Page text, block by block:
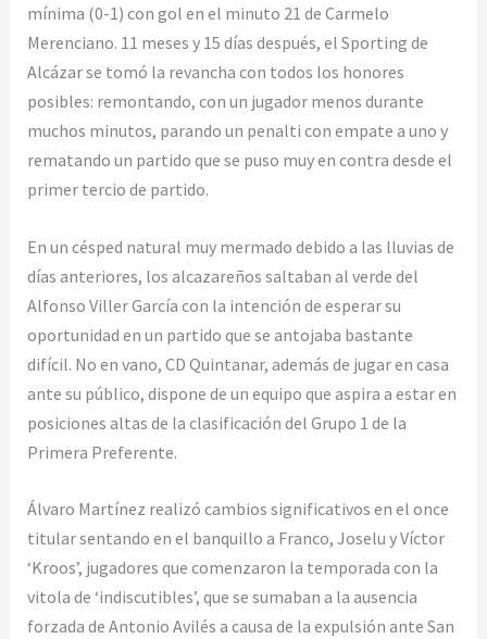
mínima (0-1) con gol en el minuto 21 de Carmelo
Merenciano. 11 meses y 15 días después, el Sporting de
Alcázar se tomó la revancha con todos los honores
posibles: remontando, con un jugador menos durante
muchos minutos, parando un penalti con empate a uno y
rematando un partido que se puso muy en contra desde el
primer tercio de partido.
En un césped natural muy mermado debido a las lluvias de
días anteriores, los alcazareños saltaban al verde del
Alfonso Viller García con la intención de esperar su
oportunidad en un partido que se antojaba bastante
difícil. No en vano, CD Quintanar, además de jugar en casa
ante su público, dispone de un equipo que aspira a estar en
posiciones altas de la clasificación del Grupo 1 de la
Primera Preferente.
Álvaro Martínez realizó cambios significativos en el once
titular sentando en el banquillo a Franco, Joselu y Víctor
‘Kroos’, jugadores que comenzaron la temporada con la
vitola de ‘indiscutibles’, que se sumaban a la ausencia
forzada de Antonio Avilés a causa de la expulsión ante San